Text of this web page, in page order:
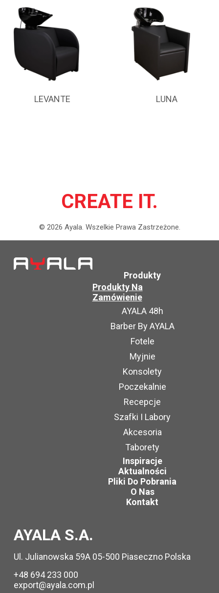
LEVANTE LUNA
CREATE IT.
© 2026 Ayala. Wszelkie Prawa Zastrzeżone.
Produkty
Produkty Na
Zamówienie
AYALA 48h
Barber By AYALA
Fotele
Myjnie
Konsolety
Poczekalnie
Recepcje
Szafki I Labory
Akcesoria
Taborety
Inspiracje
Aktualności
Pliki Do Pobrania
O Nas
Kontakt
AYALA S.A.
Ul. Julianowska 59A 05-500 Piaseczno Polska
+48 694 233 000
export@ayala.com.pl